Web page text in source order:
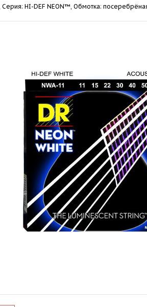
Серия: HI-DEF NEON™, Обмотка: